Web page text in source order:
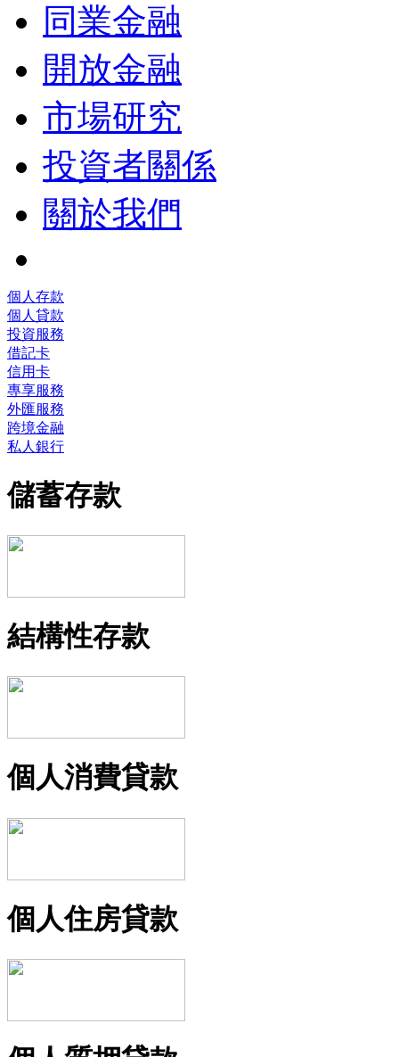
同業金融
開放金融
市場研究
投資者關係
關於我們
個人存款
個人貸款
投資服務
借記卡
信用卡
專享服務
外匯服務
跨境金融
私人銀行
儲蓄存款
結構性存款
個人消費貸款
個人住房貸款